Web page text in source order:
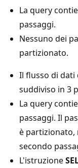
La query
passaggi.
Nessuno dei
partizionato.
Il flusso di dati
suddiviso in 3
La query
passaggi. Il
è partizionato,
secondo
L'istruzione